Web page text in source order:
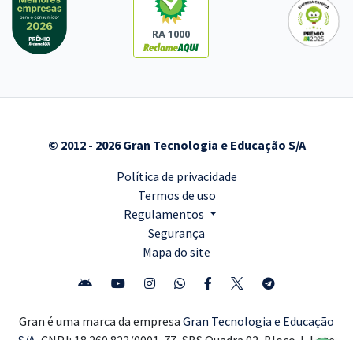
RA 1000
© 2012 - 2026 Gran Tecnologia e Educação S/A
Política de privacidade
Termos de uso
Regulamentos
Segurança
Mapa do site
Gran é uma marca da empresa Gran Tecnologia e Educação